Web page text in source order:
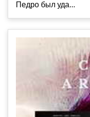
Педро был уда...